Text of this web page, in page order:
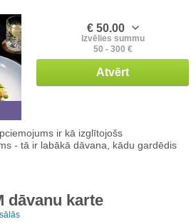
€ 50.00
Izvēlies summu
50 - 300 €
Atvērt
ir kā izglītojošs
- tā ir labākā dāvana, kādu gardēdis
dāvanu karte